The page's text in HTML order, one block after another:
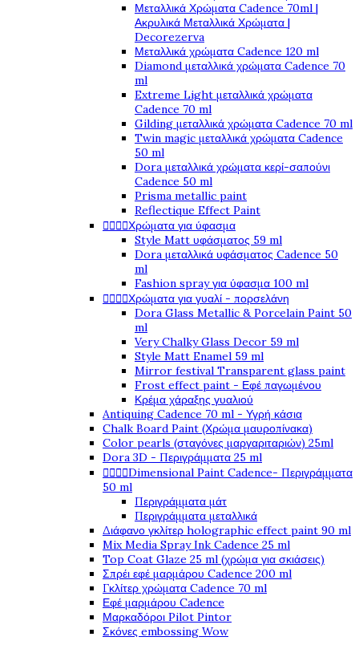
Μεταλλικά Χρώματα Cadence 70ml |
Ακρυλικά Μεταλλικά Χρώματα |
Decorezerva
Μεταλλικά χρώματα Cadence 120 ml
Diamond μεταλλικά χρώματα Cadence 70
ml
Extreme Light μεταλλικά χρώματα
Cadence 70 ml
Gilding μεταλλικά χρώματα Cadence 70 ml
Twin magic μεταλλικά χρώματα Cadence
50 ml
Dora μεταλλικά χρώματα κερί-σαπούνι
Cadence 50 ml
Prisma metallic paint
Reflectique Effect Paint
Χρώματα για ύφασμα
Style Matt υφάσματος 59 ml
Dora μεταλλικά υφάσματος Cadence 50
ml
Fashion spray για ύφασμα 100 ml
Χρώματα για γυαλί - πορσελάνη
Dora Glass Metallic & Porcelain Paint 50
ml
Very Chalky Glass Decor 59 ml
Style Matt Enamel 59 ml
Mirror festival Transparent glass paint
Frost effect paint - Εφέ παγωμένου
Κρέμα χάραξης γυαλιού
Antiquing Cadence 70 ml - Υγρή κάσια
Chalk Board Paint (Χρώμα μαυροπίνακα)
Color pearls (σταγόνες μαργαριταριών) 25ml
Dora 3D - Περιγράμματα 25 ml
Dimensional Paint Cadence- Περιγράμματα
50 ml
Περιγράμματα μάτ
Περιγράμματα μεταλλικά
Διάφανο γκλίτερ holographic effect paint 90 ml
Mix Media Spray Ink Cadence 25 ml
Top Coat Glaze 25 ml (χρώμα για σκιάσεις)
Σπρέι εφέ μαρμάρου Cadence 200 ml
Γκλίτερ χρώματα Cadence 70 ml
Εφέ μαρμάρου Cadence
Μαρκαδόροι Pilot Pintor
Σκόνες embossing Wow